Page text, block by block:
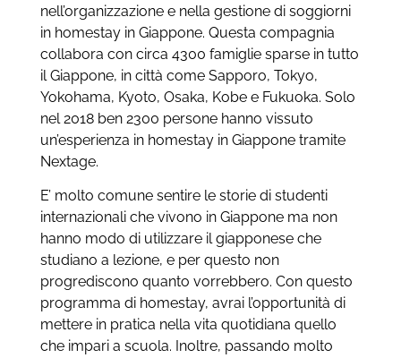
nell’organizzazione e nella gestione di soggiorni
in homestay in Giappone. Questa compagnia
collabora con circa 4300 famiglie sparse in tutto
il Giappone, in città come Sapporo, Tokyo,
Yokohama, Kyoto, Osaka, Kobe e Fukuoka. Solo
nel 2018 ben 2300 persone hanno vissuto
un’esperienza in homestay in Giappone tramite
Nextage.
E’ molto comune sentire le storie di studenti
internazionali che vivono in Giappone ma non
hanno modo di utilizzare il giapponese che
studiano a lezione, e per questo non
progrediscono quanto vorrebbero. Con questo
programma di homestay, avrai l’opportunità di
mettere in pratica nella vita quotidiana quello
che impari a scuola. Inoltre, passando molto